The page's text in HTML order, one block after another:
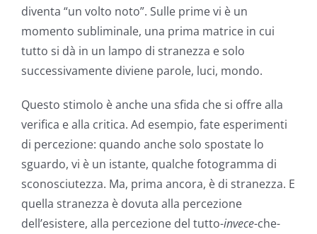
diventa “un volto noto”. Sulle prime vi è un
momento subliminale, una prima matrice in cui
tutto si dà in un lampo di stranezza e solo
successivamente diviene parole, luci, mondo.
Questo stimolo è anche una sfida che si offre alla
verifica e alla critica. Ad esempio, fate esperimenti
di percezione: quando anche solo spostate lo
sguardo, vi è un istante, qualche fotogramma di
sconosciutezza. Ma, prima ancora, è di stranezza. E
quella stranezza è dovuta alla percezione
dell’esistere, alla percezione del tutto-invece-che-